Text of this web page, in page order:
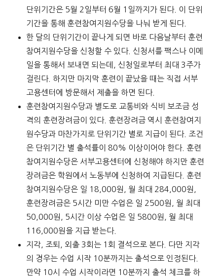
단위기간은 5월 2일부터 6월 1일까지가 된다. 이 단위
기간을 통해 훈련참여지원수당을 나눠 받게 된다.
한 달의 단위기간이 끝나게 되면 바로 다음날부터 훈련
참여지원수당을 신청할 수 있다. 신청서를 팩스나 이메
일을 통해서 보내면 되는데, 신청일로부터 최대 3주가
걸린다. 하지만 마지막 훈련이 끝났을 때는 직접 서부
고용센터에 방문해서 제출을 하면 된다.
훈련참여지원수당과 별도로 교통비와 식비 보조금 성
격의 훈련장려금이 있다. 훈련장려금 역시 훈련참여지
원수당과 마찬가지로 단위기간 별로 지급이 된다. 조건
은 단위기간 별 출석률이 80% 이상이어야 한다. 훈련
참여지원수당은 서부고용센터에 신청해야 하지만 훈련
장려금은 학원에서 노동부에 신청하여 지급된다. 훈련
참여지원수당은 일 18,000원, 월 최대 284,000원,
훈련장려금은 5시간 미만 수업은 일 2500원, 월 최대
50,000원, 5시간 이상 수업은 일 5800원, 월 최대
116,000원을 지급 받는다.
지각, 조퇴, 외출 3회는 1회 결석으로 본다. 다만 지각
의 경우는 수업 시작 10분까지는 출석으로 인정된다.
만약 10시 수업 시작이라면 10분까지 출석 체크를 하